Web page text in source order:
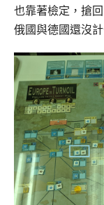
也靠著檢定，搶
俄國與德國還沒